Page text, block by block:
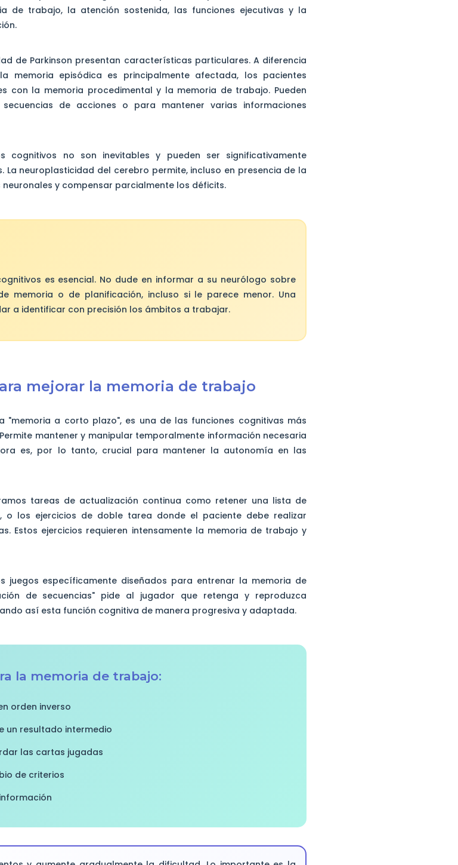
de trabajo, la atención sostenida, las funciones ejecutivas y la
de Parkinson presentan características particulares. A diferencia
memoria episódica es principalmente afectada, los pacientes
con la memoria procedimental y la memoria de trabajo. Pueden
de acciones o para mantener varias informaciones
cognitivos no son inevitables y pueden ser significativamente
neuroplasticidad del cerebro permite, incluso en presencia de la
y compensar parcialmente los déficits.
es esencial. No dude en informar a su neurólogo sobre
memoria o de planificación, incluso si le parece menor. Una
a identificar con precisión los ámbitos a trabajar.
mejorar la memoria de trabajo
"memoria a corto plazo", es una de las funciones cognitivas más
mantener y manipular temporalmente información necesaria
es, por lo tanto, crucial para mantener la autonomía en las
tareas de actualización continua como retener una lista de
o los ejercicios de doble tarea donde el paciente debe realizar
Estos ejercicios requieren intensamente la memoria de trabajo y
juegos específicamente diseñados para entrenar la memoria de
de secuencias" pide al jugador que retenga y reproduzca
así esta función cognitiva de manera progresiva y adaptada.
la memoria de trabajo:
orden inverso
un resultado intermedio
las cartas jugadas
de criterios